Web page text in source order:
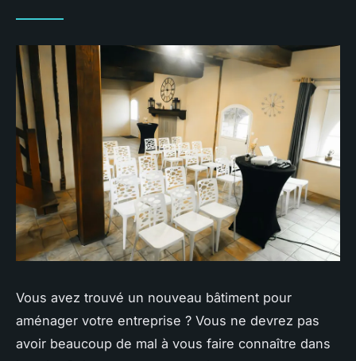
Vous avez trouvé un nouveau bâtiment pour
aménager votre entreprise ? Vous ne devrez pas
avoir beaucoup de mal à vous faire connaître dans